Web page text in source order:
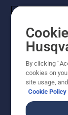
viste priser
forbehold
stræber
dette
By clicking
cookies on
site usage,
Cookie Policy